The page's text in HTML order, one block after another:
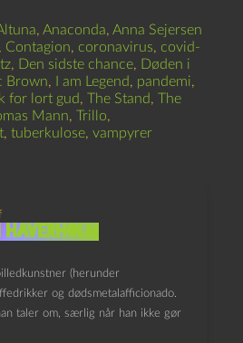
, Anaconda, Anna Sejersen
Contagion, coronavirus, covid-
, Den sidste chance, Døden i
Brown, I am Legend, pandemi,
for lort gud, The Stand, The
Mann, Trillo,
, tuberkulose, vampyrer
(herunder
og dødsmetalafficionado.
taler om, særlig når han ikke gør